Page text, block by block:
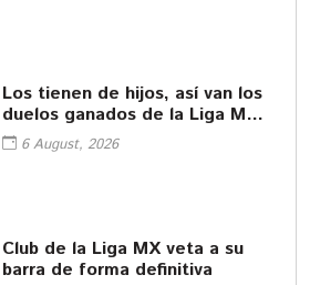
Los tienen de hijos, así van los
duelos ganados de la Liga MX
y MLS
6 August, 2026
Club de la Liga MX veta a su
barra de forma definitiva